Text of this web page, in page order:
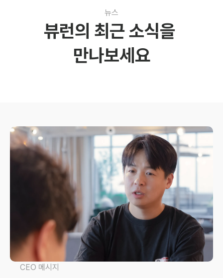
뉴스
뷰런의 최근 소식을
만나보세요
CEO 메시지